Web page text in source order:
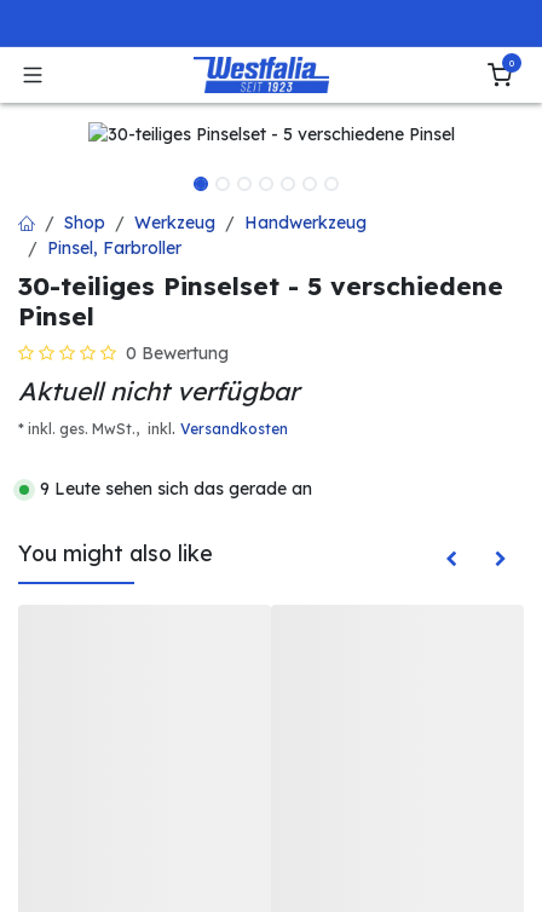
0
Shop Werkzeug
Handwerkzeug
Pinsel, Farbroller
30-teiliges Pinselset - 5 verschiedene
Pinsel
0 Bewertung
Aktuell nicht verfügbar
* inkl. ges. MwSt., inkl . Versandkosten
9 Leute sehen sich das gerade an
You might also like